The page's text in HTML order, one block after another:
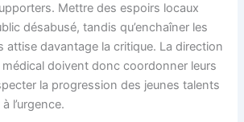
Mettre des espoirs locaux
désabusé, tandis qu’enchaîner les
attise davantage la critique. La direction
doivent donc coordonner leurs
la progression des jeunes talents
l’urgence.